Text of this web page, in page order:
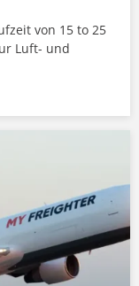
von 15 to 25
Luft- und